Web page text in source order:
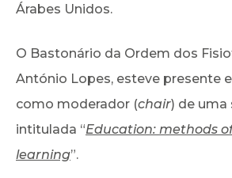
Árabes Unidos.
O Bastonário da Ordem dos
António Lopes, esteve presente
como moderador (chair) de uma
intitulada “Education: methods
learning”.